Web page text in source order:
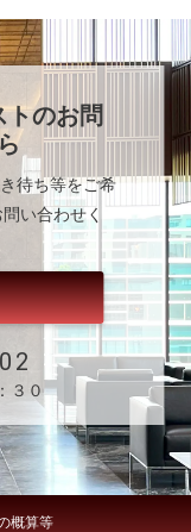
トのお問
待ち等をご希
い合わせく
３０
概算等